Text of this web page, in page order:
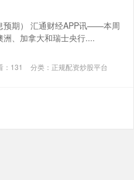
预期） 汇通财经APP讯——本周
、加拿大和瑞士央行....
： 131 分类： 正规配资炒股平台